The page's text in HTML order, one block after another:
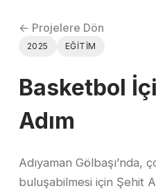
← Projelere Dön
2025 EĞITIM
Basketbol
Adım
Adıyaman Gölbaşı’nda,
buluşabilmesi için Şehit